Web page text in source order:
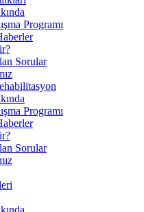
Programı
Sorular
Programı
Sorular